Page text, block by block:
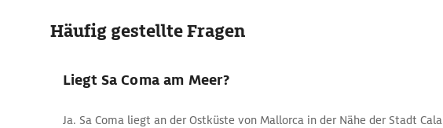
Häufig gestellte Fragen
Liegt Sa Coma am Meer?
Ja. Sa Coma liegt an der Ostküste von Mallorca in der Nähe der Stadt Cala